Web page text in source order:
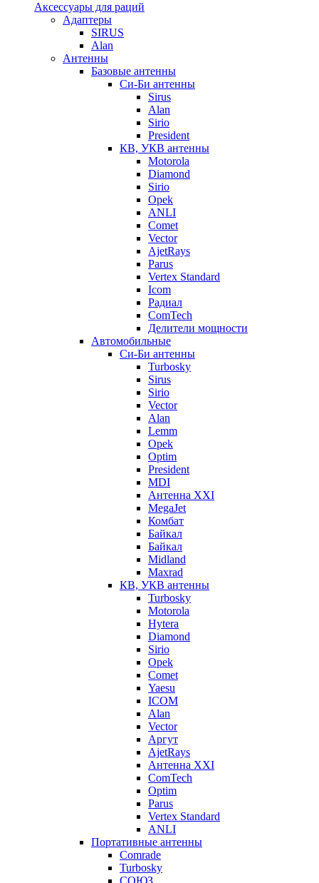
Аксессуары для раций
Адаптеры
SIRUS
Alan
Антенны
Базовые антенны
Си-Би антенны
Sirus
Alan
Sirio
President
КВ, УКВ антенны
Motorola
Diamond
Sirio
Opek
ANLI
Comet
Vector
AjetRays
Parus
Vertex Standard
Icom
Радиал
ComTech
Делители мощности
Автомобильные
Си-Би антенны
Turbosky
Sirus
Sirio
Vector
Alan
Lemm
Opek
Optim
President
MDI
Антенна XXI
MegaJet
Комбат
Байкал
Байкал
Midland
Maxrad
КВ, УКВ антенны
Turbosky
Motorola
Hytera
Diamond
Sirio
Opek
Comet
Yaesu
ICOM
Alan
Vector
Аргут
AjetRays
Антенна XXI
ComTech
Optim
Parus
Vertex Standard
ANLI
Портативные антенны
Comrade
Turbosky
СОЮЗ